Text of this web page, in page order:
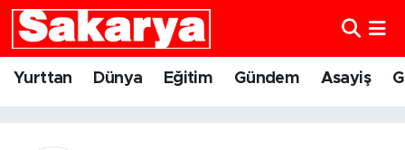
Yurttan Dünya Eğitim Gündem Asayiş
Yurttan
Eskişehir Nöbetçi Eczaneler